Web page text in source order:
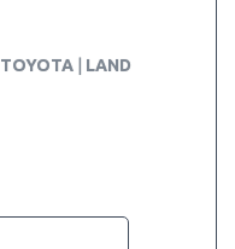
TOYOTA
LAND